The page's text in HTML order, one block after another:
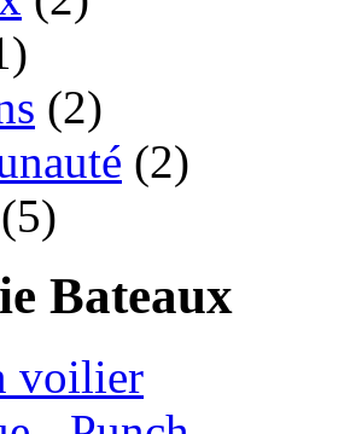
(2)
(2)
(5)
Bateaux